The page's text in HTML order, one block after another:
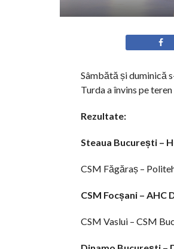
Sâmbătă și duminică
Turda a învins pe
Rezultate:
Steaua București –
CSM Făgăraș –
CSM Focșani – AHC
CSM Vaslui – CSM